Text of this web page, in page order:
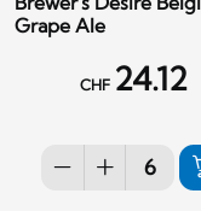
Grape Ale
CHF 24.12